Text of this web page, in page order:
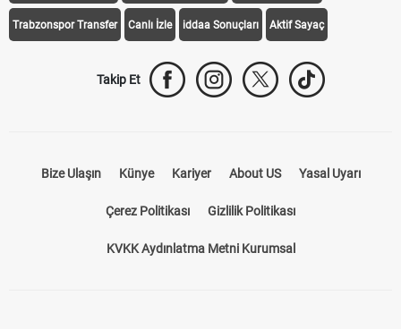
Trabzonspor Transfer Canlı İzle iddaa Sonuçları Aktif Sayaç
Takip Et
Bize Ulaşın Künye Kariyer About US Yasal Uyarı
Çerez Politikası Gizlilik Politikası
KVKK Aydınlatma Metni Kurumsal